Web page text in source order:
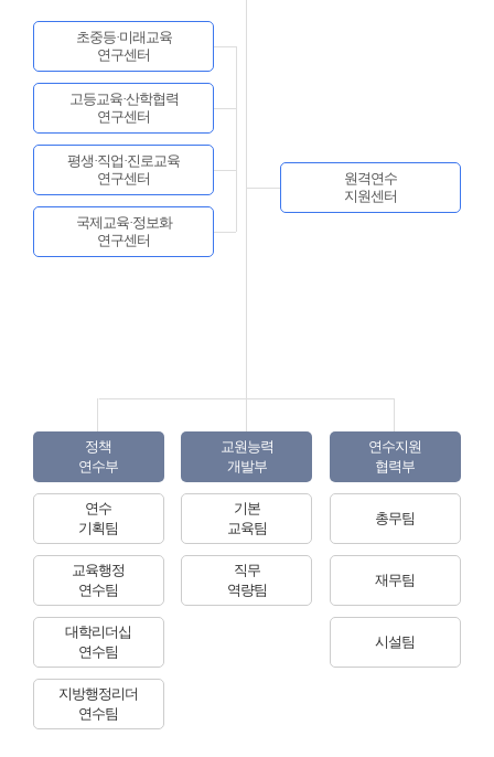
초중등·미래교육
연구센터
고등교육·산학협력
연구센터
평생·직업·진로교육
연구센터
국제교육·정보화
연구센터
원격연수
지원센터
정책
연수부
연수
기획팀
교육행정
연수팀
대학리더십
연수팀
지방행정리더
연수팀
교원능력
개발부
기본
교육팀
직무
역량팀
연수지원
협력부
총무팀
재무팀
시설팀